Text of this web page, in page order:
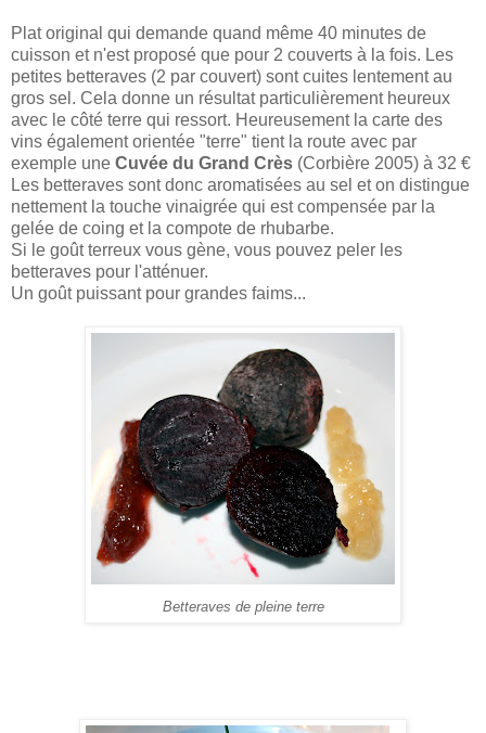
Plat original qui demande quand même 40 minutes de
cuisson et n'est proposé que pour 2 couverts à la fois. Les
petites betteraves (2 par couvert) sont cuites lentement au
gros sel. Cela donne un résultat particulièrement heureux
avec le côté terre qui ressort. Heureusement la carte des
vins également orientée "terre" tient la route avec par
exemple une Cuvée du Grand Crès (Corbière 2005) à 32 €
Les betteraves sont donc aromatisées au sel et on distingue
nettement la touche vinaigrée qui est compensée par la
gelée de coing et la compote de rhubarbe.
Si le goût terreux vous gène, vous pouvez peler les
betteraves pour l'atténuer.
Un goût puissant pour grandes faims...
Betteraves de pleine terre